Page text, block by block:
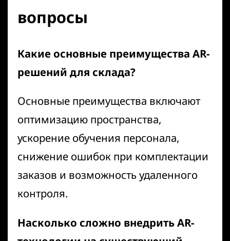
вопросы
Какие основные преимущества AR-
решений для склада?
Основные преимущества включают
оптимизацию пространства,
ускорение обучения персонала,
снижение ошибок при комплектации
заказов и возможность удаленного
контроля.
Насколько сложно внедрить AR-